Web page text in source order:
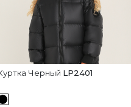
Куртка Черный LP2401